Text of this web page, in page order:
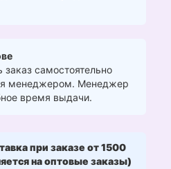
самостоятельно
менеджером. Менеджер
время выдачи.
при заказе от 1500
на оптовые заказы)